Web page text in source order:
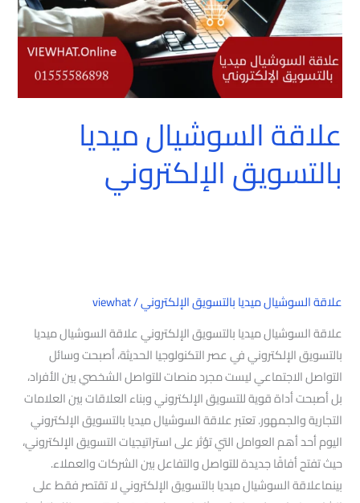
علاقة السوشيال ميديا
بالتسويق الإلكتروني
علاقة السوشيال ميديا بالتسويق الإلكتروني/
viewhat
علاقة السوشيال ميديا بالتسويق الإلكتروني علاقة السوشيال ميديا
بالتسويق الإلكتروني في عصر التكنولوجيا الحديثة، أصبحت وسائل
التواصل الاجتماعي ليست مجرد منصات للتواصل الشخصي بين الأفراد،
بل أصبحت أداة قوية للتسويق الإلكتروني وبناء العلاقات بين العلامات
التجارية والجمهور. تعتبر علاقة السوشيال ميديا بالتسويق الإلكتروني
اليوم أحد أهم العوامل التي تؤثر على استراتيجيات التسويق الإلكتروني،
حيث تفتح أفاقًا جديدة للتواصل والتفاعل بين الشركات والعملاء.
بينماعلاقة السوشيال ميديا بالتسويق الإلكتروني لا تقتصر فقط على